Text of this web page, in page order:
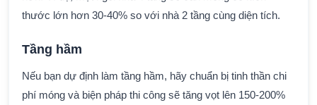
thước lớn hơn 30-40% so với nhà 2 tầng cùng diện tích.
Tầng hầm
Nếu bạn dự định làm tầng hầm, hãy chuẩn bị tinh thần chi
phí móng và biện pháp thi công sẽ tăng vọt lên 150-200%